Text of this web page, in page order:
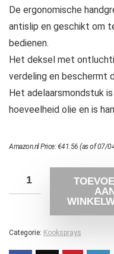
De ergonomische
antislip en geschikt om
bedienen.
Het deksel met
verdeling en beschermt
Het adelaarsmondstuk
hoeveelheid olie en is
Amazon.nl Price:€41.56 (as of 07/
Categorie: Kooksprays